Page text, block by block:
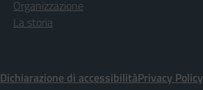
Organizzazione
La storia
Dichiarazione di accessibilitàPrivacy Policy